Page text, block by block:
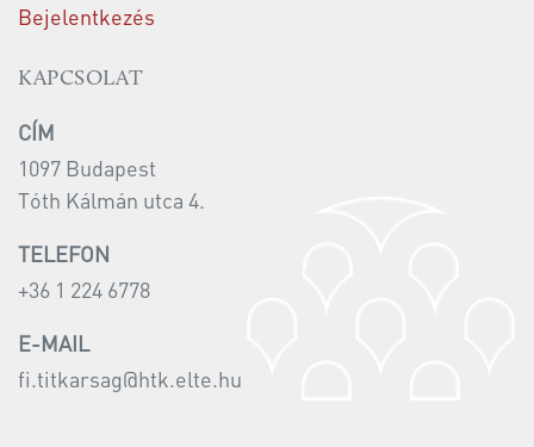
Bejelentkezés
KAPCSOLAT
CÍM
1097 Budapest
Tóth Kálmán utca 4.
TELEFON
+36 1 224 6778
E-MAIL
fi.titkarsag@htk.elte.hu